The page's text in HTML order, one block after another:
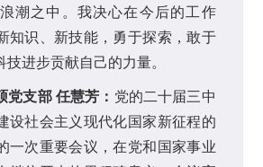
潮之中。我决心在今后的工作
知识、新技能，勇于探索，敢于
进步贡献自己的力量。
党支部 任慧芳： 党的二十届三中
设社会主义现代化国家新征程的
一次重要会议，在党和国家事业